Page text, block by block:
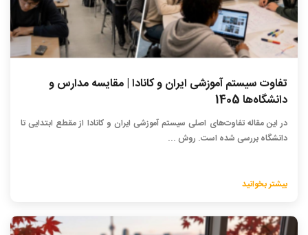
تفاوت سیستم آموزشی ایران و کانادا | مقایسه مدارس و
دانشگاه‌ها 1405
در این مقاله تفاوت‌های اصلی سیستم آموزشی ایران و کانادا از مقطع ابتدایی تا
دانشگاه بررسی شده است. روش ...
بیشتر بخوانید